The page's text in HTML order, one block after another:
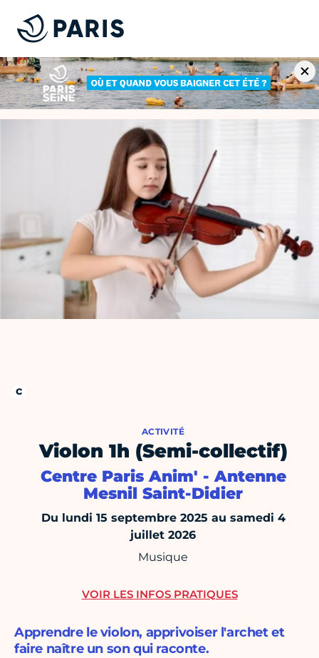
ACTIVITÉ
Violon 1h (Semi-collectif)
Centre Paris Anim' - Antenne
Mesnil Saint-Didier
Du lundi 15 septembre 2025 au samedi 4
juillet 2026
Musique
Apprendre le violon, apprivoiser l'archet et
faire naître un son qui raconte.
VOIR LES INFOS PRATIQUES